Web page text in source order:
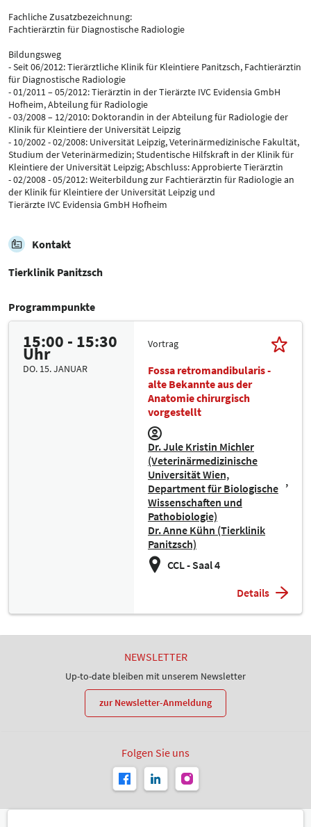
Fachliche Zusatzbezeichnung:
Fachtierärztin für Diagnostische Radiologie
Bildungsweg
- Seit 06/2012: Tierärztliche Klinik für Kleintiere Panitzsch, Fachtierärztin
für Diagnostische Radiologie
- 01/2011 – 05/2012: Tierärztin in der Tierärzte IVC Evidensia GmbH
Hofheim, Abteilung für Radiologie
- 03/2008 – 12/2010: Doktorandin in der Abteilung für Radiologie der
Klinik für Kleintiere der Universität Leipzig
- 10/2002 - 02/2008: Universität Leipzig, Veterinärmedizinische Fakultät,
Studium der Veterinärmedizin; Studentische Hilfskraft in der Klinik für
Kleintiere der Universität Leipzig; Abschluss: Approbierte Tierärztin
- 02/2008 - 05/2012: Weiterbildung zur Fachtierärztin für Radiologie an
der Klinik für Kleintiere der Universität Leipzig und
Tierärzte IVC Evidensia GmbH Hofheim
Kontakt
Tierklinik Panitzsch
Programmpunkte
15:00 - 15:30
Uhr
DO. 15. JANUAR
Vortrag
Fossa retromandibularis -
alte Bekannte aus der
Anatomie chirurgisch
vorgestellt
Dr. Jule Kristin Michler
(Veterinärmedizinische
Universität Wien,
Department für Biologische
Wissenschaften und
Pathobiologie)
Dr. Anne Kühn (Tierklinik
Panitzsch)
CCL - Saal 4
Details
NEWSLETTER
Up-to-date bleiben mit unserem Newsletter
zur Newsletter-Anmeldung
Folgen Sie uns